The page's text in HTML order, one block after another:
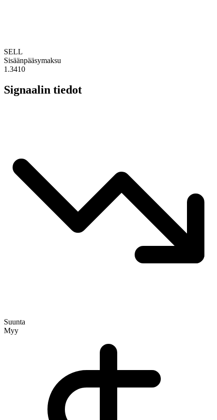
SELL
Sisäänpääsymaksu
1.3410
Signaalin tiedot
Suunta
Myy